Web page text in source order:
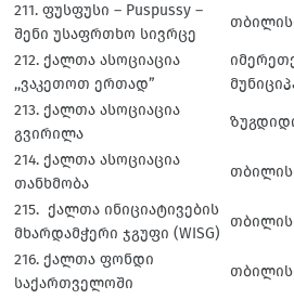
211. ფუსფუსი – Puspussy –
შენი უსაფრთხო სივრცე
212. ქალთა ასოციაცია
,,ვაკეთოთ ერთად”
213. ქალთა ასოციაცია
გვირილა
214. ქალთა ასოციაცია
თანხმობა
215. ქალთა ინიციატივების
მხარდამჭერი ჯგუფი (WISG)
216. ქალთა ფონდი
საქართველოში